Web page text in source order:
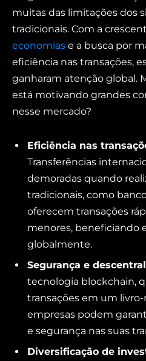
muitas das limitações dos
tradicionais. Com a
economias e a busca por
eficiência nas transações,
ganharam atenção global.
está motivando grandes
nesse mercado?
Eficiência nas
Transferências
demoradas quando
tradicionais, como
oferecem transações
menores, beneficiando
globalmente.
Segurança e
tecnologia blockchain,
transações em um livro-
empresas podem
e segurança nas suas
Diversificação de